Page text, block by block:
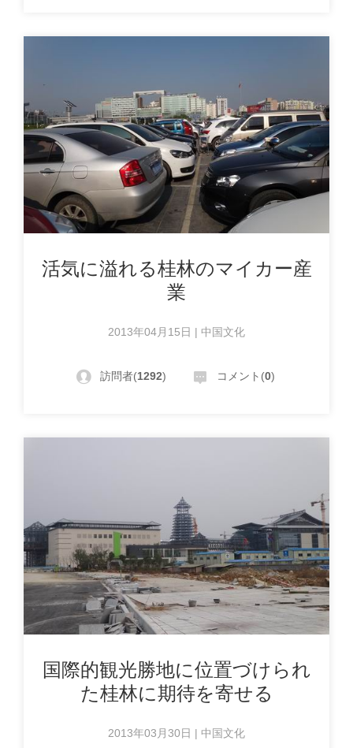
活気に溢れる桂林のマイカー産
業
2013年04月15日 | 中国文化
訪問者(1292) コメント(0)
国際的観光勝地に位置づけられ
た桂林に期待を寄せる
2013年03月30日 | 中国文化